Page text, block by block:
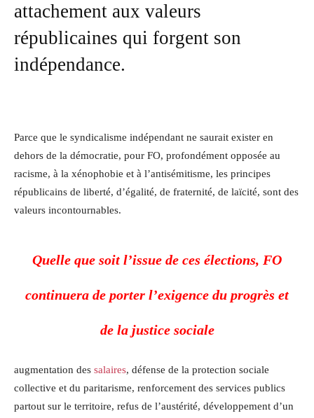
attachement aux valeurs
républicaines qui forgent son
indépendance.
Parce que le syndicalisme indépendant ne saurait exister en
dehors de la démocratie, pour FO, profondément opposée au
racisme, à la xénophobie et à l’antisémitisme, les principes
républicains de liberté, d’égalité, de fraternité, de laïcité, sont des
valeurs incontournables.
Quelle que soit l’issue de ces élections, FO
continuera de porter l’exigence du progrès et
de la justice sociale
augmentation des salaires, défense de la protection sociale
collective et du paritarisme, renforcement des services publics
partout sur le territoire, refus de l’austérité, développement d’un